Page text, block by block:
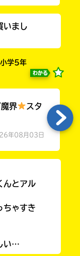
いまし
学5年
わかる
界
スタ
年08月03日
んとアル
ちゃすき
い…